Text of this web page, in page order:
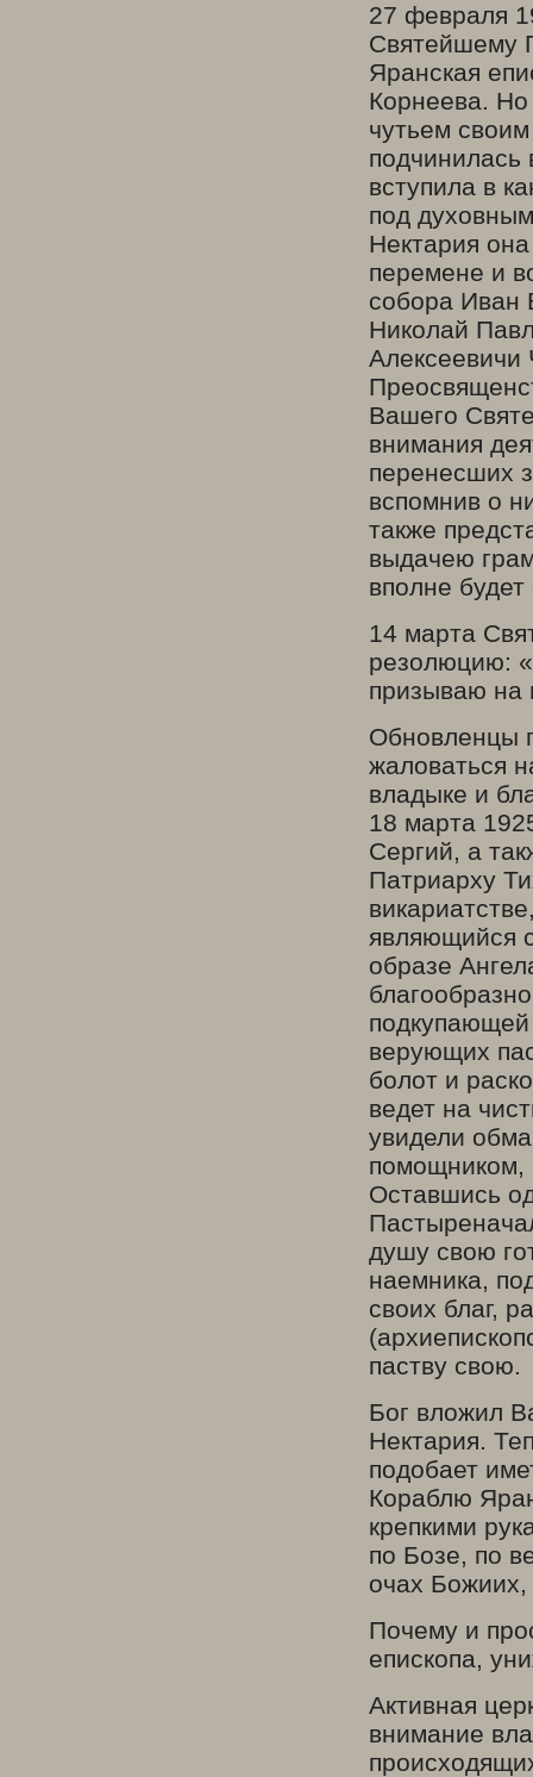
27 февраля
Святейшему
Яранская
Корнеева.
чутьем
подчинилась
вступила в
под
Нектария
перемене и
собора Иван
Николай
Вашего
внимания
перенесших
вспомнив о
также
выдачею
вполне
14 марта
резолюцию:
призываю на
Обновленцы
жаловаться
владыке и
18 марта
Сергий, а
Патриарху
являющийся
образе
подкупающей
верующих
болот и
ведет на
увидели
помощником,
Оставшись
душу свою
наемника,
своих благ,
паству свою.
Бог вложил
Нектария.
подобает
Кораблю
крепкими
по Бозе, по
очах Божиих,
Почему и
епископа,
Активная
внимание